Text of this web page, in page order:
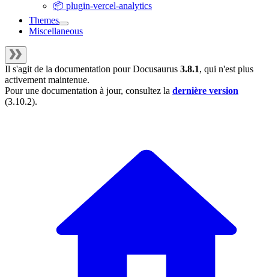
📦 plugin-vercel-analytics
Themes
Miscellaneous
Il s'agit de la documentation pourDocusaurus 3.8.1, qui n'est plus
activement maintenue.
Pour une documentation à jour, consultez la dernière version
(3.10.2).